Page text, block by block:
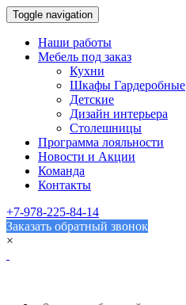
Toggle navigation
Наши работы
Мебель под заказ
Кухни
Шкафы Гардеробные
Детские
Дизайн интерьера
Столешницы
Программа лояльности
Новости и Акции
Команда
Контакты
+7-978-225-84-14
Заказать обратный звонок
×